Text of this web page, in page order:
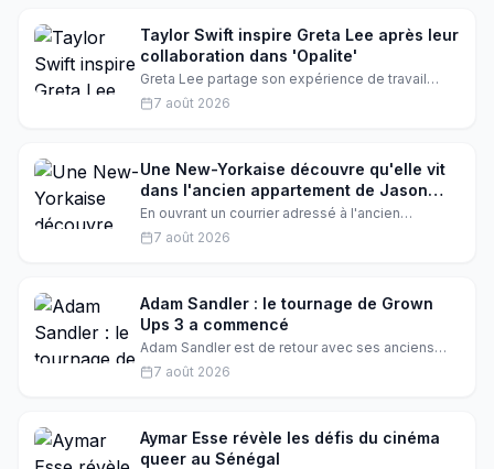
Taylor Swift inspire Greta Lee après leur
collaboration dans 'Opalite'
Greta Lee partage son expérience de travail
avec Taylor Swift et ce qu'elle a appris de la
chanteuse. Une collaboration qui a changé sa vie
7 août 2026
Une New-Yorkaise découvre qu'elle vit
dans l'ancien appartement de Jason
Sudeikis après avoir reçu son courrier
En ouvrant un courrier adressé à l'ancien
locataire, une jeune femme réalise qu'elle habite
l'appartement de Jason Sudeikis. Incrédule, elle
chaleureux.
7 août 2026
Adam Sandler : le tournage de Grown
Ups 3 a commencé
Adam Sandler est de retour avec ses anciens
amis pour le tournage de Grown Ups 3. La
production a commencé et le comédien a
7 août 2026
Aymar Esse révèle les défis du cinéma
queer au Sénégal